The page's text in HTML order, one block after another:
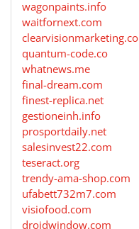
wagonpaints.info
waitfornext.com
clearvisionmarketing.co
quantum-code.co
whatnews.me
final-dream.com
finest-replica.net
gestioneinh.info
prosportdaily.net
salesinvest22.com
teseract.org
trendy-ama-shop.com
ufabett732m7.com
visiofood.com
droidwindow.com